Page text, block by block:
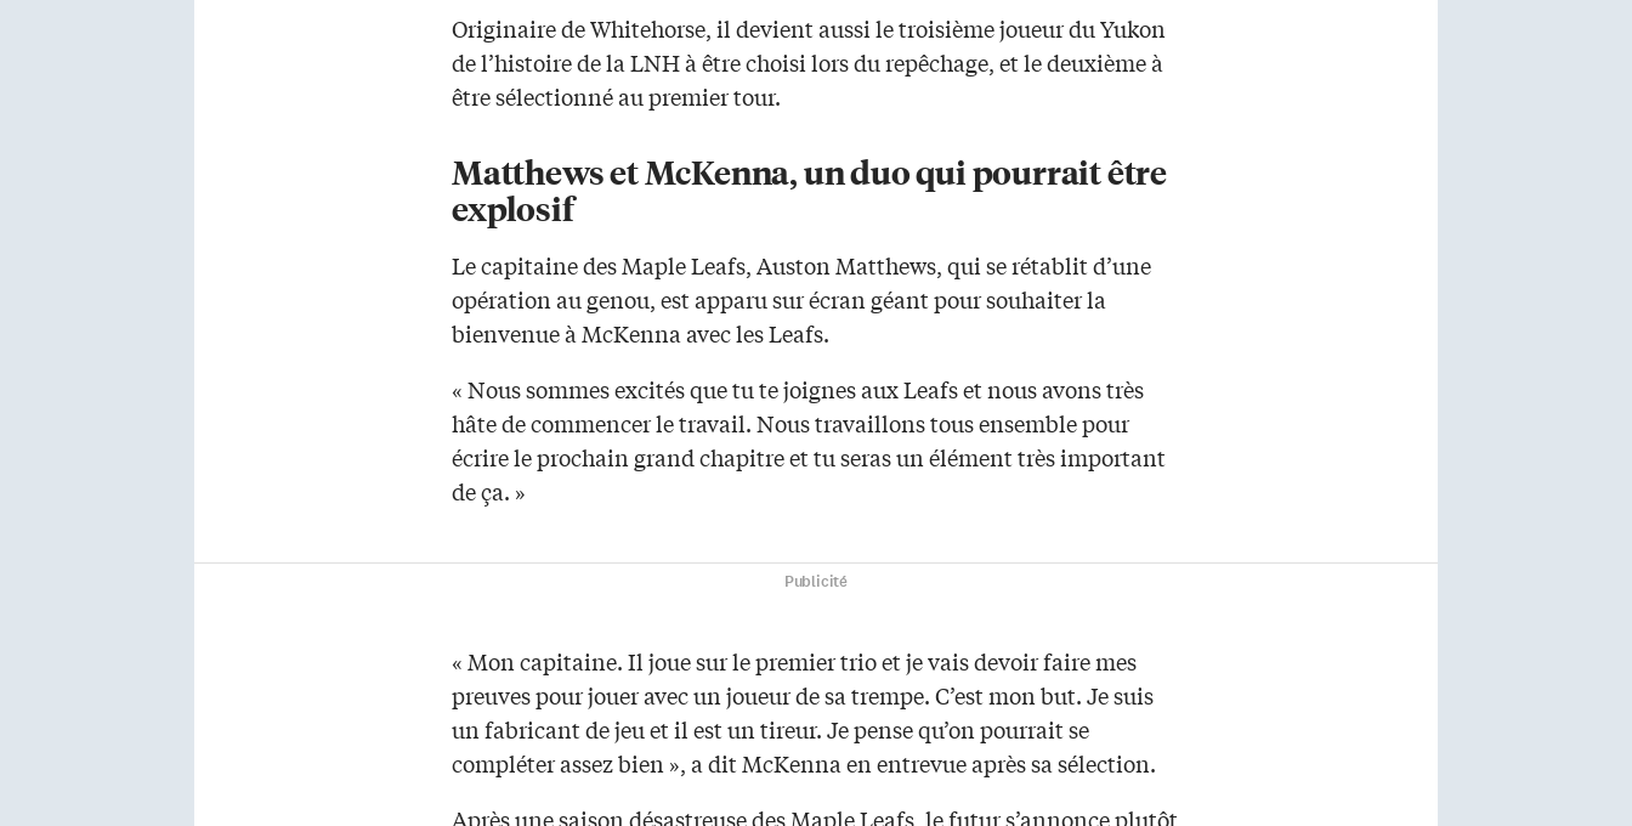
Originaire de Whitehorse, il devient aussi le troisième joueur du Yukon
de l’histoire de la LNH à être choisi lors du repêchage, et le deuxième à
être sélectionné au premier tour.
Matthews et McKenna, un duo qui pourrait être
explosif
Le capitaine des Maple Leafs, Auston Matthews, qui se rétablit d’une
opération au genou, est apparu sur écran géant pour souhaiter la
bienvenue à McKenna avec les Leafs.
« Nous sommes excités que tu te joignes aux Leafs et nous avons très
hâte de commencer le travail. Nous travaillons tous ensemble pour
écrire le prochain grand chapitre et tu seras un élément très important
de ça. »
Publicité
« Mon capitaine. Il joue sur le premier trio et je vais devoir faire mes
preuves pour jouer avec un joueur de sa trempe. C’est mon but. Je suis
un fabricant de jeu et il est un tireur. Je pense qu’on pourrait se
compléter assez bien », a dit McKenna en entrevue après sa sélection.
Après une saison désastreuse des Maple Leafs, le futur s’annonce plutôt